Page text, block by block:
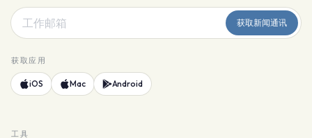
获取新闻通讯
获取应用
iOS Mac Android
工具